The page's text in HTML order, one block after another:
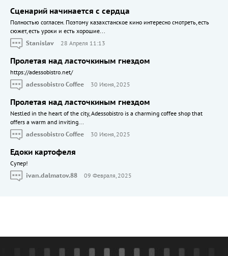
Сценарий начинается с сердца
Полностью согласен. Поэтому казахстанское кино интересно смотреть, есть
сюжет, есть уроки и есть хорошие...
Stanislav
28 Апреля 11:13
Пролетая над ласточкиным гнездом
https://adessobistro.net/
adessobistro Coffee
30 Июня, 2025
Пролетая над ласточкиным гнездом
Nestled in the heart of the city, Adessobistro is a charming coffee shop that
offers a warm and inviting...
adessobistro Coffee
30 Июня, 2025
Едоки картофеля
Cупер!
ivan.dalmatov.88
09 Февраля, 2025